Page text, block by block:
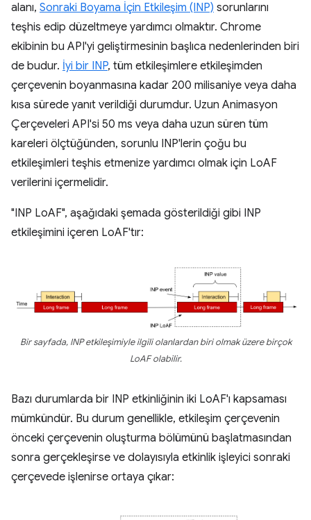
alanı, Sonraki Boyama İçin Etkileşim (INP) sorunlarını
teşhis edip düzeltmeye yardımcı olmaktır. Chrome
ekibinin bu API'yi geliştirmesinin başlıca nedenlerinden biri
de budur. İyi bir INP, tüm etkileşimlere etkileşimden
çerçevenin boyanmasına kadar 200 milisaniye veya daha
kısa sürede yanıt verildiği durumdur. Uzun Animasyon
Çerçeveleri API'si 50 ms veya daha uzun süren tüm
kareleri ölçtüğünden, sorunlu INP'lerin çoğu bu
etkileşimleri teşhis etmenize yardımcı olmak için LoAF
verilerini içermelidir.
"INP LoAF", aşağıdaki şemada gösterildiği gibi INP
etkileşimini içeren LoAF'tır:
Bir sayfada, INP etkileşimiyle ilgili olanlardan biri olmak üzere birçok
LoAF olabilir.
Bazı durumlarda bir INP etkinliğinin iki LoAF'ı kapsaması
mümkündür. Bu durum genellikle, etkileşim çerçevenin
önceki çerçevenin oluşturma bölümünü başlatmasından
sonra gerçekleşirse ve dolayısıyla etkinlik işleyici sonraki
çerçevede işlenirse ortaya çıkar: